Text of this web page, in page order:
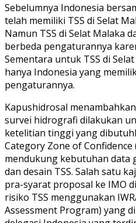
Sebelumnya Indonesia
telah memiliki TSS di Selat
Namun TSS di Selat Malaka
berbeda pengaturannya
Sementara untuk TSS di
hanya Indonesia yang
pengaturannya.
Kapushidrosal
survei hidrografi dilakukan
ketelitian tinggi yang
Category Zone of Confidence
mendukung kebutuhan data
dan desain TSS. Salah satu
pra-syarat proposal ke IMO
risiko TSS menggunakan
Assessment Program) yang